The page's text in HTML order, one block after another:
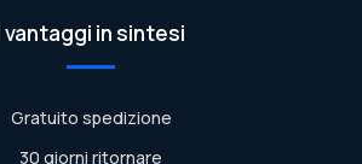
vantaggi in sintesi
Gratuito spedizione
30 giorni ritornare